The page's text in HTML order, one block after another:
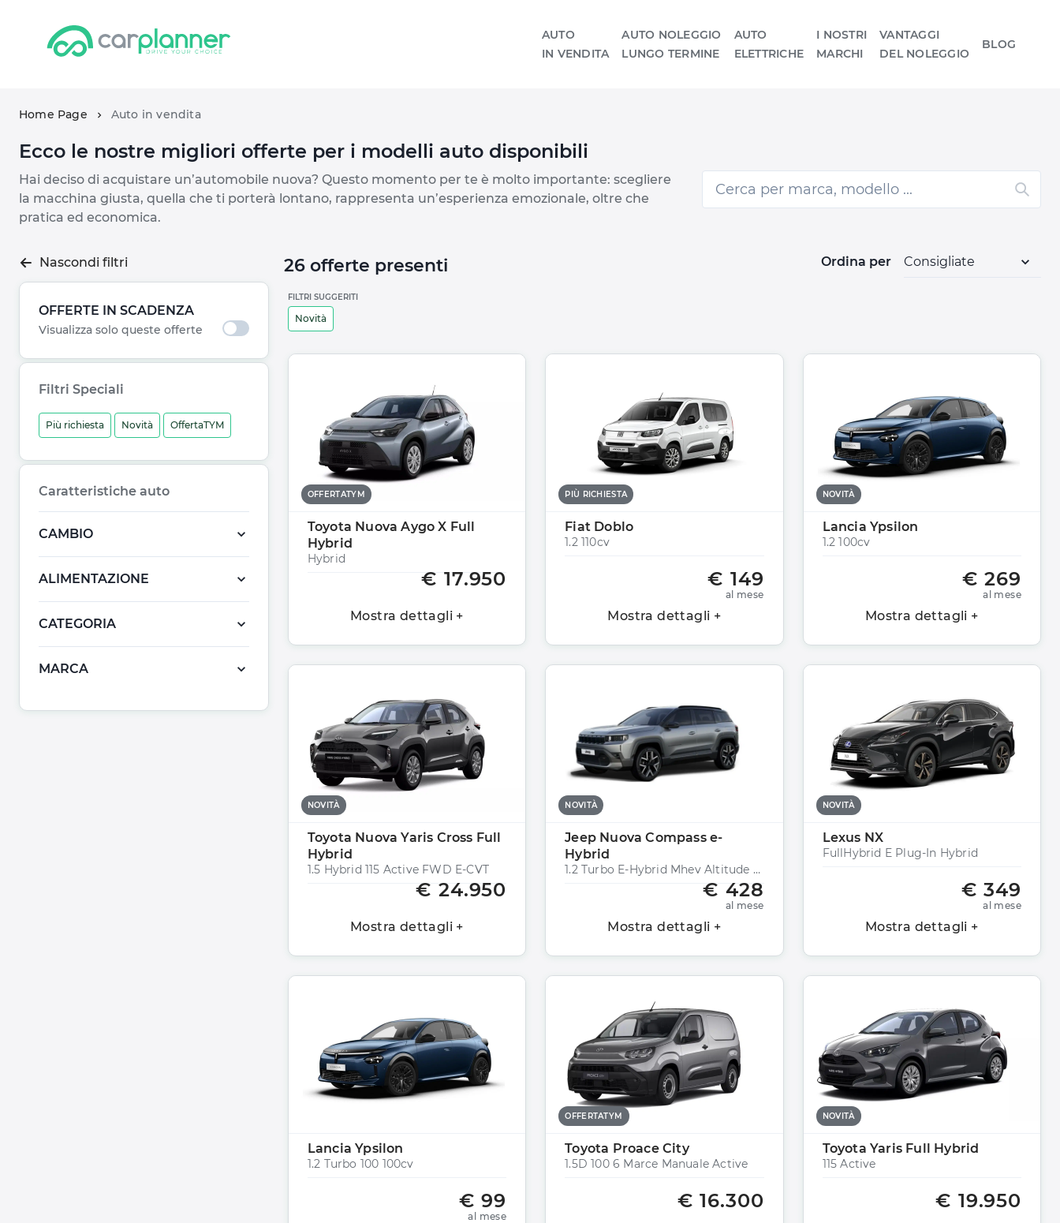
AUTO
IN VENDITA
AUTO NOLEGGIO
LUNGO TERMINE
AUTO
ELETTRICHE
I NOSTRI
MARCHI
VANTAGGI
DEL NOLEGGIO
BLOG
Home Page Auto in vendita
Ecco le nostre migliori offerte per i modelli auto disponibili
Hai deciso di acquistare un’automobile nuova? Questo momento per te è molto importante: scegliere
la macchina giusta, quella che ti porterà lontano, rappresenta un’esperienza emozionale, oltre che
pratica ed economica.
Nascondi filtri 26 offerte presenti Ordina per
OFFERTE IN SCADENZA
Visualizza solo queste offerte
Filtri Speciali
Più richiesta Novità OffertaTYM
Caratteristiche auto
CAMBIO
ALIMENTAZIONE
CATEGORIA
MARCA
FILTRI SUGGERITI
Novità
OFFERTATYM
Toyota Nuova Aygo X Full
Hybrid
Hybrid
€ 17.950
Mostra dettagli +
PIÙ RICHIESTA
Fiat Doblo
1.2 110cv
€ 149
al mese
Mostra dettagli +
NOVITÀ
Lancia Ypsilon
1.2 100cv
€ 269
al mese
Mostra dettagli +
NOVITÀ
Toyota Nuova Yaris Cross Full
Hybrid
1.5 Hybrid 115 Active FWD E-CVT
€ 24.950
Mostra dettagli +
NOVITÀ
Jeep Nuova Compass e-
Hybrid
1.2 Turbo E-Hybrid Mhev Altitude Fwd 145cv Edct6
€ 428
al mese
Mostra dettagli +
NOVITÀ
Lexus NX
FullHybrid E Plug-In Hybrid
€ 349
al mese
Mostra dettagli +
Lancia Ypsilon
1.2 Turbo 100 100cv
€ 99
al mese
OFFERTATYM
Toyota Proace City
1.5D 100 6 Marce Manuale Active
€ 16.300
NOVITÀ
Toyota Yaris Full Hybrid
115 Active
€ 19.950